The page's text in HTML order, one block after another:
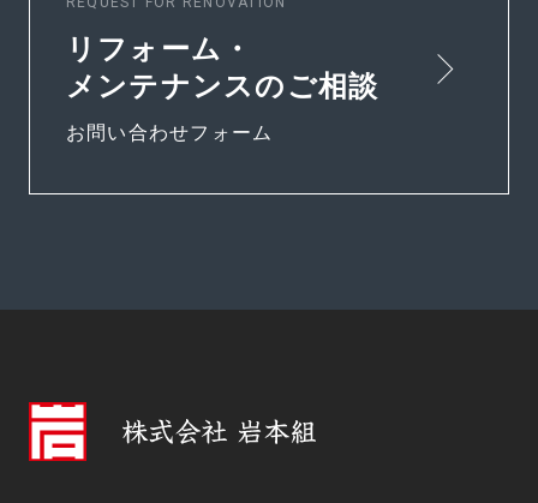
リフォーム・
メンテナンスのご相談
お問い合わせフォーム